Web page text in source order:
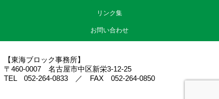
リンク集
お問い合わせ
【東海ブロック事務所】
〒460-0007 名古屋市中区新栄3-12-25
TEL 052-264-0833 ／ FAX 052-264-0850